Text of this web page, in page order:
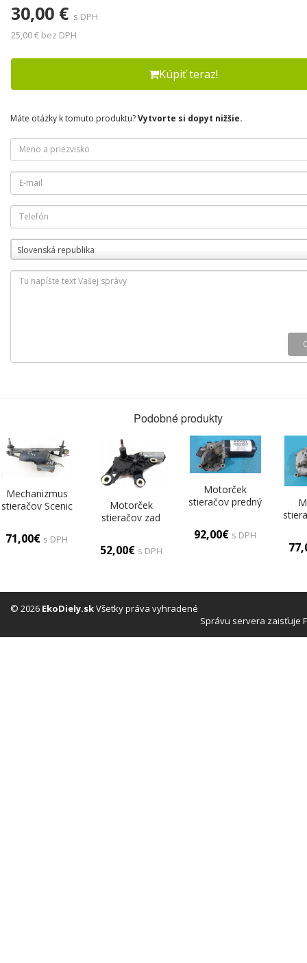
30,00 € s DPH
25,00 € bez DPH
Kúpiť teraz!
Máte otázky k tomuto produktu?Vytvorte si dopyt nižšie.
Slovenská republika
Podobné produkty
Mechanizmus
stieračov Scenic
71,00€ s DPH
Motorček
stieračov zad
52,00€ s DPH
Motorček
stieračov predný
92,00€ s DPH
© 2026 EkoDiely.skVšetky práva vyhradené
Správu servera zaisťuje